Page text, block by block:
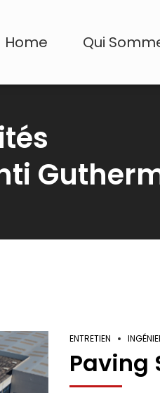
Home Qui
ENTRETIEN
Paving